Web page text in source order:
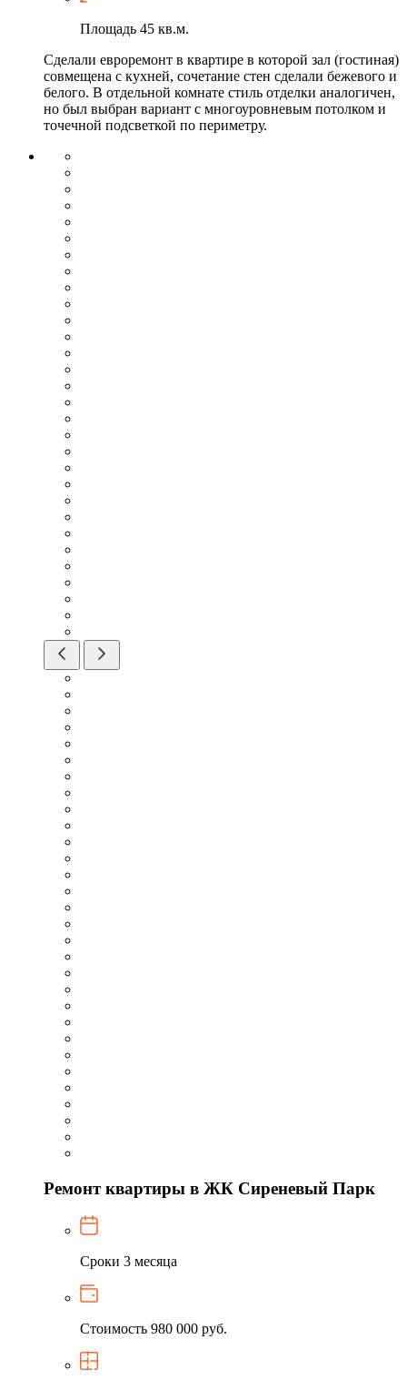
Площадь 45 кв.м.
Сделали евроремонт в квартире в которой зал (гостиная)
совмещена с кухней, сочетание стен сделали бежевого и
белого. В отдельной комнате стиль отделки аналогичен,
но был выбран вариант с многоуровневым потолком и
точечной подсветкой по периметру.
Ремонт квартиры в ЖК Сиреневый Парк
Сроки 3 месяца
Стоимость 980 000 руб.